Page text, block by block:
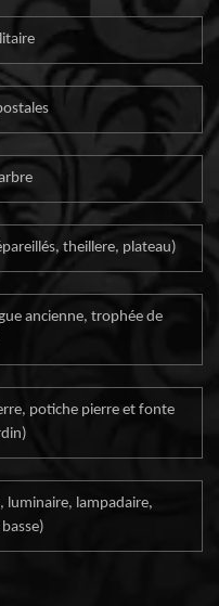
theillere, plateau)
ancienne, trophée de
potiche pierre et fonte
luminaire, lampadaire,